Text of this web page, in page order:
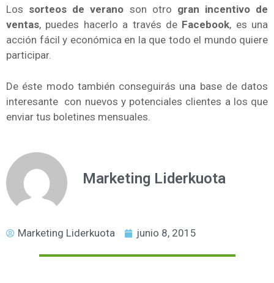
Los sorteos de verano son otro gran incentivo de
ventas, puedes hacerlo a través de Facebook, es una
acción fácil y económica en la que todo el mundo quiere
participar.
De éste modo también conseguirás una base de datos
interesante con nuevos y potenciales clientes a los que
enviar tus boletines mensuales.
Marketing Liderkuota
Marketing Liderkuota junio 8, 2015